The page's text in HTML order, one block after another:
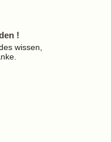
!
wissen,